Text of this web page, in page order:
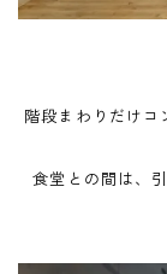
階段まわりだけコ
食堂との間は、